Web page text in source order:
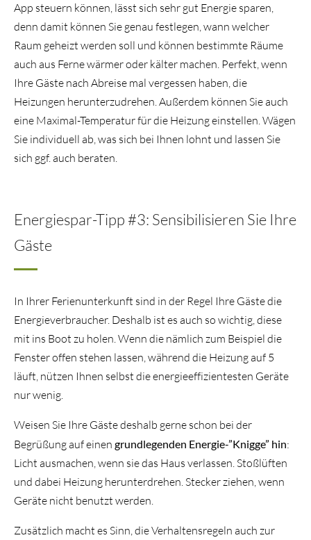
App steuern können, lässt sich sehr gut Energie sparen,
denn damit können Sie genau festlegen, wann welcher
Raum geheizt werden soll und können bestimmte Räume
auch aus Ferne wärmer oder kälter machen. Perfekt, wenn
Ihre Gäste nach Abreise mal vergessen haben, die
Heizungen herunterzudrehen. Außerdem können Sie auch
eine Maximal-Temperatur für die Heizung einstellen. Wägen
Sie individuell ab, was sich bei Ihnen lohnt und lassen Sie
sich ggf. auch beraten.
Energiespar-Tipp #3: Sensibilisieren Sie Ihre
Gäste
In Ihrer Ferienunterkunft sind in der Regel Ihre Gäste die
Energieverbraucher. Deshalb ist es auch so wichtig, diese
mit ins Boot zu holen. Wenn die nämlich zum Beispiel die
Fenster offen stehen lassen, während die Heizung auf 5
läuft, nützen Ihnen selbst die energieeffizientesten Geräte
nur wenig.
Weisen Sie Ihre Gäste deshalb gerne schon bei der
Begrüßung auf einen grundlegenden Energie-”Knigge” hin:
Licht ausmachen, wenn sie das Haus verlassen. Stoßlüften
und dabei Heizung herunterdrehen. Stecker ziehen, wenn
Geräte nicht benutzt werden.
Zusätzlich macht es Sinn, die Verhaltensregeln auch zur